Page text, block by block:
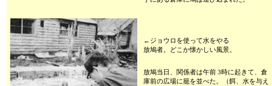
←ジョウロを使って水をやる
放鳩者。どこか懐かしい風景。
放鳩当日、関係者は午前 3時に起きて、倉
庫前の広場に籠を並べた。（餌、水を与え